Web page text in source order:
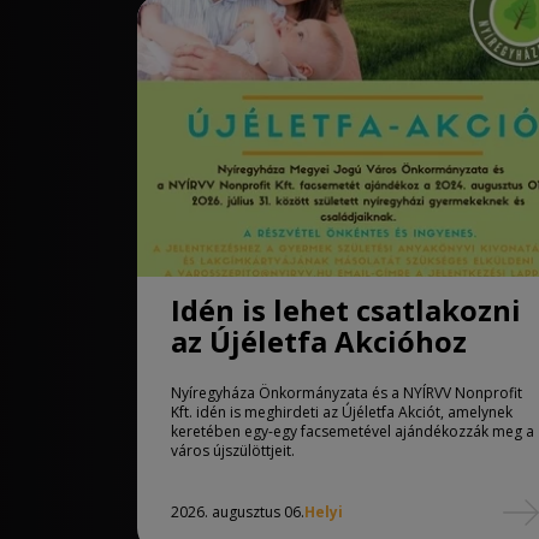
Idén is lehet csatlakozni
az Újéletfa Akcióhoz
Nyíregyháza Önkormányzata és a NYÍRVV Nonprofit
Kft. idén is meghirdeti az Újéletfa Akciót, amelynek
keretében egy-egy facsemetével ajándékozzák meg a
város újszülöttjeit.
2026. augusztus 06.Helyi